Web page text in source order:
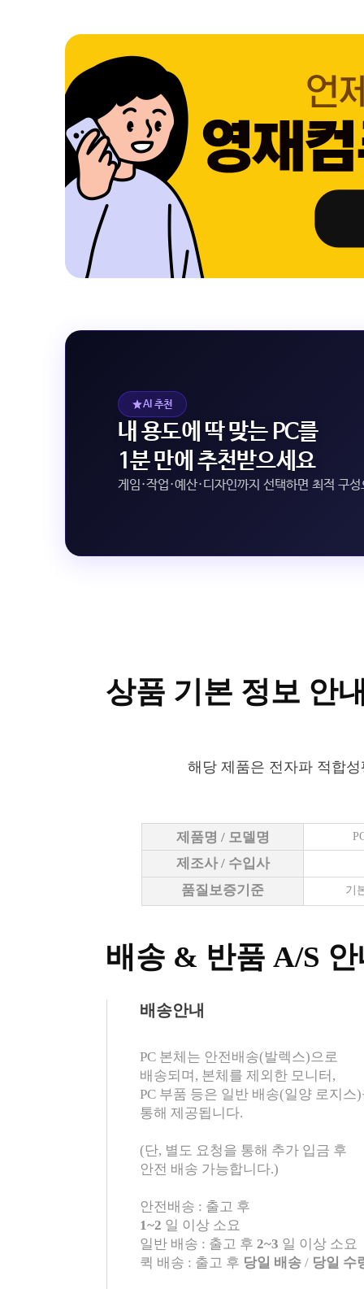
AI 추천
내 용도에 딱 맞는 PC를
1분 만에 추천받으세요
게임·작업·예산·디자인까지 선택하면 최적 구
배송 & 반품 A/S
PC 본체는 안전배송(발렉스)으로
배송되며, 본체를 제외한 모니터,
PC 부품 등은 일반 배송(일양 로지스
통해 제공됩니다.
(단, 별도 요청을 통해 추가 입금 후
안전 배송 가능합니다.)
안전배송 : 출고 후
1~2 일 이상 소요
일반 배송 : 출고 후 2~3 일 이상 소요
퀵 배송 : 출고 후 당일 배송 / 당일 수
배송안내
상품 기본 정보 안
해당 제품은 전자파 적합
제품명 / 모델명
제조사 / 수입사
품질보증기준
기